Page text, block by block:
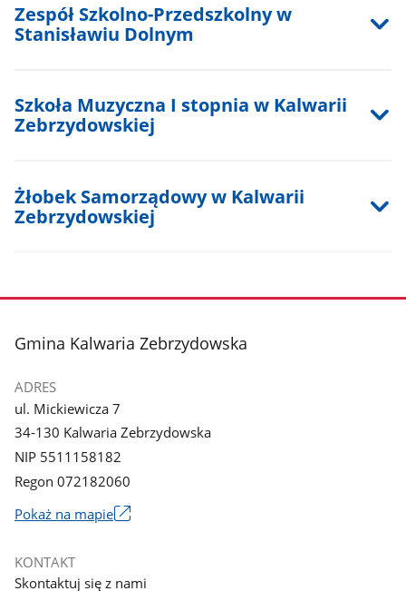
Zespół Szkolno-Przedszkolny w
Stanisławiu Dolnym
Szkoła Muzyczna I stopnia w Kalwarii
Zebrzydowskiej
Żłobek Samorządowy w Kalwarii
Zebrzydowskiej
stopka
Gmina Kalwaria Zebrzydowska
ADRES
ul. Mickiewicza 7
34-130 Kalwaria Zebrzydowska
NIP 5511158182
Regon 072182060
Pokaż na mapieLink
KONTAKT
Skontaktuj się z nami